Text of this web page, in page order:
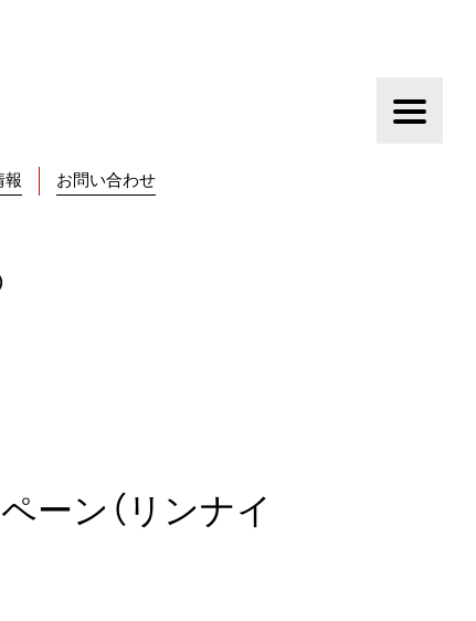
報 お問い合わせ
ーン（リンナイ